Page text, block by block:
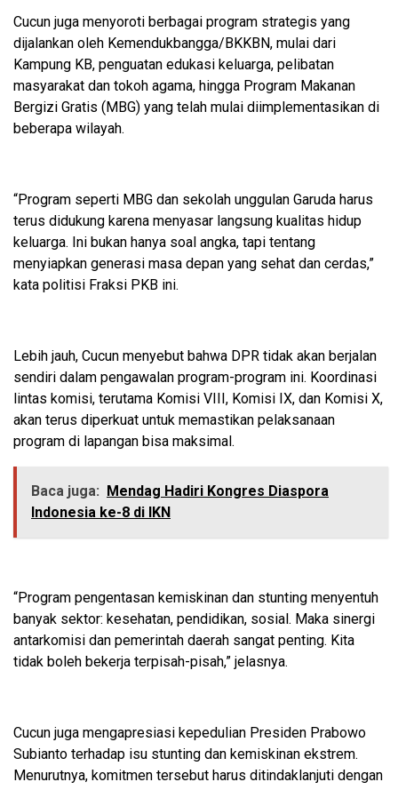
Cucun juga menyoroti berbagai program strategis yang
dijalankan oleh Kemendukbangga/BKKBN, mulai dari
Kampung KB, penguatan edukasi keluarga, pelibatan
masyarakat dan tokoh agama, hingga Program Makanan
Bergizi Gratis (MBG) yang telah mulai diimplementasikan di
beberapa wilayah.
“Program seperti MBG dan sekolah unggulan Garuda harus
terus didukung karena menyasar langsung kualitas hidup
keluarga. Ini bukan hanya soal angka, tapi tentang
menyiapkan generasi masa depan yang sehat dan cerdas,”
kata politisi Fraksi PKB ini.
Lebih jauh, Cucun menyebut bahwa DPR tidak akan berjalan
sendiri dalam pengawalan program-program ini. Koordinasi
lintas komisi, terutama Komisi VIII, Komisi IX, dan Komisi X,
akan terus diperkuat untuk memastikan pelaksanaan
program di lapangan bisa maksimal.
Baca juga:
Mendag Hadiri Kongres Diaspora
Indonesia ke-8 di IKN
“Program pengentasan kemiskinan dan stunting menyentuh
banyak sektor: kesehatan, pendidikan, sosial. Maka sinergi
antarkomisi dan pemerintah daerah sangat penting. Kita
tidak boleh bekerja terpisah-pisah,” jelasnya.
Cucun juga mengapresiasi kepedulian Presiden Prabowo
Subianto terhadap isu stunting dan kemiskinan ekstrem.
Menurutnya, komitmen tersebut harus ditindaklanjuti dengan